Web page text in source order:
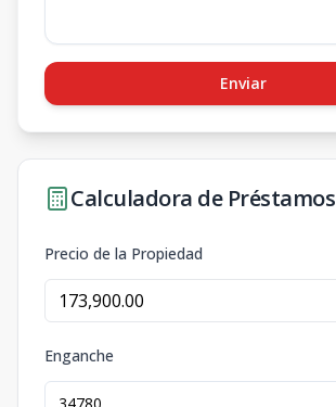
Enviar
Calculadora de Préstamos
Precio de la Propiedad
Enganche